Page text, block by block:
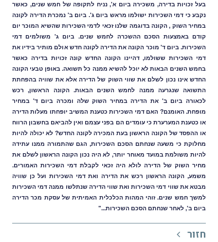
בעל זכויות בדירה, משכירהּ ביום א', נניח לתקופה של חמש שנים, כאשר
נקבע כי דמי השכירות ישולמו מראש ביום ג'. ביום ב' נמכרת הדירה לקונה
במחיר השוק , הקונה בדוגמה שלנו זכאי לדמי השכירות שהשיא המוכר יום
קודם באמצעות הסכם ההשכרה לחמש שנים. ביום ג' משולמים דמי
השכירות. ביום ד' מוכר הקונה את הדירה לקונה חדש אולם מותיר בידיו את
דמי השכירות ששולמו, דהיינו הקונה החדש קונה זכויות בדירה כאשר
בחמש השנים הבאות לא יוכל להשיא ממנה כל תשואה. באופן טבעי הקונה
החדש אינו נכון לשלם את שווי השוק של הדירה אלא את שוויה בהפחתת
התשואה שנגרעה ממנה לחמש השנים הבאות. הקונה הראשון, רכש
לכאורה ביום ב' את הדירה במחיר השוק שלה ומכרה ביום ד' במחיר
מופחת. האומנם? האם דמי השכירות כטענת המשיב יופחתו מעלות הדירה
או כטענת המערערת כי עומדים הם בפני עצמם ואין להביאם בחשבון הרווח
או ההפסד של הקונה הראשון בעת המכירה לקונה החדש? לאיכולה להיות
מחלוקת כי משעה שנחתם הסכם השכירות, הגם שהתמורה ממנו עתידה
להיות משולמת במועד מאוחר יותר, לא היה נכון הקונה הראשון לשלם את
מחיר השוק של הדירה לולא היה זכאי לקבלת דמי השכירות האמורים.
משמע, הקונה הראשון רכש את הדירה ואת דמי השכירות ועל כן שוויה
מבטא את שווי דמי השכירות ואת שווי הדירה שנתלשו ממנה דמי השכירות
למשך חמש שנים. זוהי המהות הכלכלית האמיתית של עסקת מכר הדירה
ביום ב', לאחר שנחתם הסכם השכירות..."
חזור